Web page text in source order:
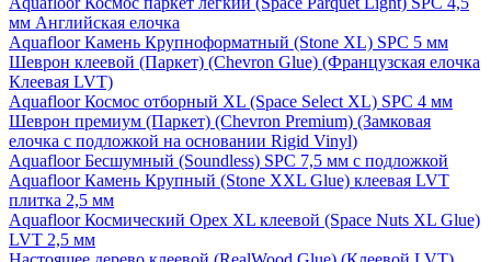
мм Английская елочка
Aquafloor Камень Крупноформатный (Stone XL) SPC 5 мм
Шеврон клеевой (Паркет) (Chevron Glue) (Французская елочка
Клеевая LVT)
Aquafloor Космос отборный XL (Space Select XL) SPC 4 мм
Шеврон премиум (Паркет) (Chevron Premium) (Замковая
елочка с подложкой на основании Rigid Vinyl)
Aquafloor Бесшумный (Soundless) SPC 7,5 мм с подложкой
Aquafloor Камень Крупный (Stone XXL Glue) клеевая LVT
плитка 2,5 мм
Aquafloor Космический Орех XL клеевой (Space Nuts XL Glue)
LVT 2,5 мм